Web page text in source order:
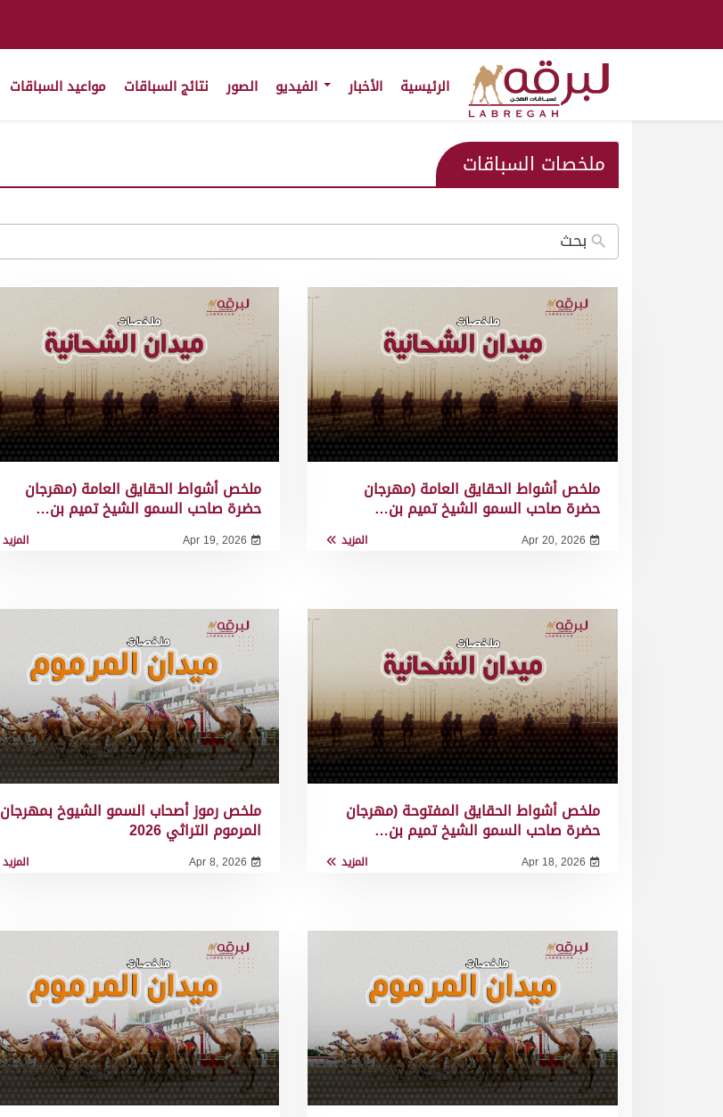
الرئيسية الأخبار الصور نتائج السباقات مواعيد السباقات
ملخصات السباقات
ملخص أشواط الحقايق العامة (مهرجان
حضرة صاحب السمو الشيخ تميم بن…
Apr 20, 2026 المزيد
ملخص أشواط الحقايق العامة (مهرجان
حضرة صاحب السمو الشيخ تميم بن…
Apr 19, 2026 المزيد
ملخص أشواط الحقايق المفتوحة (مهرجان
حضرة صاحب السمو الشيخ تميم بن…
Apr 18, 2026 المزيد
ملخص رموز أصحاب السمو الشيوخ بمهرجان
المرموم التراثي 2026
Apr 8, 2026 المزيد